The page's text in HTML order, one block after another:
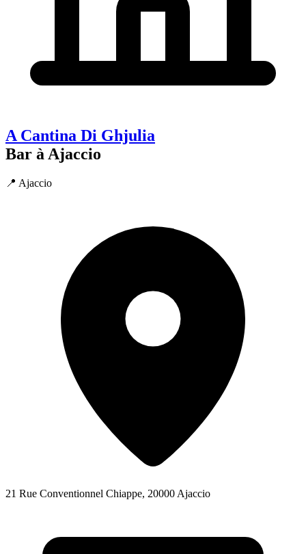
A Cantina Di Ghjulia
Bar à Ajaccio
📍 Ajaccio
21 Rue Conventionnel Chiappe, 20000 Ajaccio